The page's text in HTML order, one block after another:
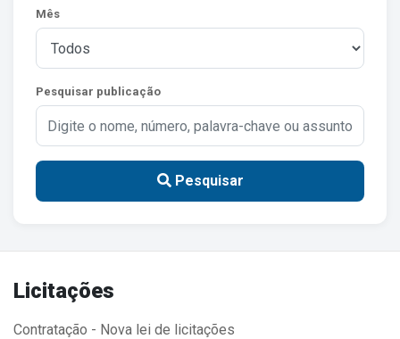
Estrutura Organizacional
Administração
Agricultura e Meio Ambiente
Assistência Social
Saúde
Mês
Pesquisar publicação
Pesquisar
Licitações
Contratação - Nova lei de licitações